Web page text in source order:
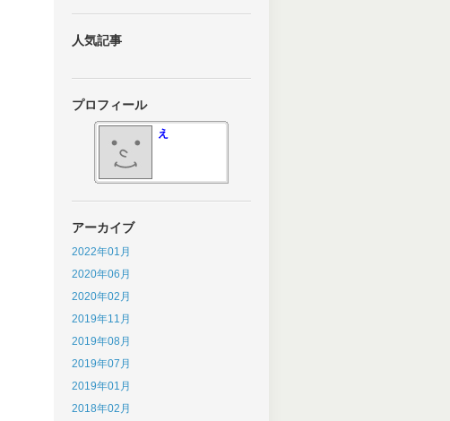
人気記事
プロフィール
え
アーカイブ
2022年01月
2020年06月
2020年02月
2019年11月
2019年08月
2019年07月
2019年01月
2018年02月